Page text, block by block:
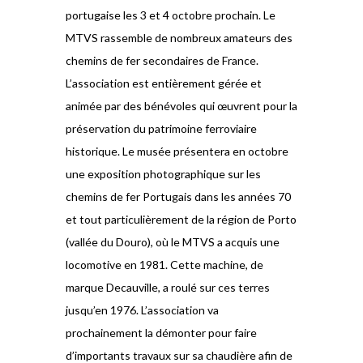
portugaise les 3 et 4 octobre prochain. Le
MTVS rassemble de nombreux amateurs des
chemins de fer secondaires de France.
L’association est entièrement gérée et
animée par des bénévoles qui œuvrent pour la
préservation du patrimoine ferroviaire
historique. Le musée présentera en octobre
une exposition photographique sur les
chemins de fer Portugais dans les années 70
et tout particulièrement de la région de Porto
(vallée du Douro), où le MTVS a acquis une
locomotive en 1981. Cette machine, de
marque Decauville, a roulé sur ces terres
jusqu’en 1976. L’association va
prochainement la démonter pour faire
d’importants travaux sur sa chaudière afin de